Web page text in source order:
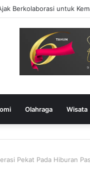
Berkolaborasi untuk
Olahraga Wisata
Pekat Pada Hiburan